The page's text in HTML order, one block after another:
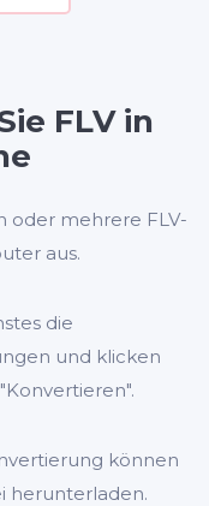
FLV in
oder mehrere FLV-
aus.
die
und klicken
können
herunterladen.